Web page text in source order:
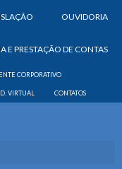
OUVIDORIA
E PRESTAÇÃO DE CONTAS
CORPORATIVO
VIRTUAL CONTATOS